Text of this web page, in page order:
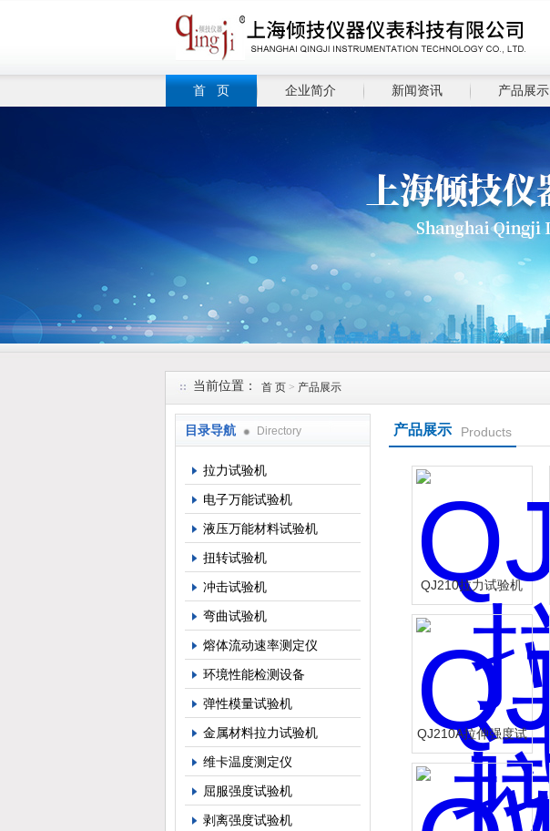
首 页 企业简介 新闻资讯 产品展示
当前位置： 首 页 > 产品展示
目录导航 Directory
拉力试验机
电子万能试验机
液压万能材料试验机
扭转试验机
冲击试验机
弯曲试验机
熔体流动速率测定仪
环境性能检测设备
弹性模量试验机
金属材料拉力试验机
维卡温度测定仪
屈服强度试验机
剥离强度试验机
产品展示 Products
QJ210拉力试验机
QJ210A拉伸强度试
验机